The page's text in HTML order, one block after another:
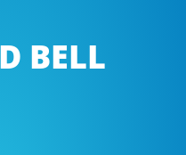
BELL